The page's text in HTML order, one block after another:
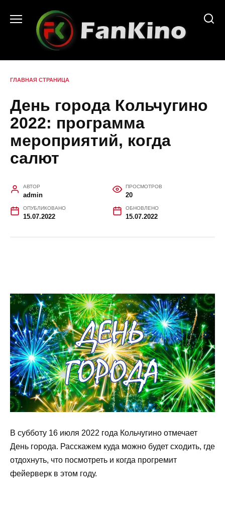
содержанию
ГЛАВНАЯ СТРАНИЦА
День города Кольчугино
2022: программа
мероприятий, когда
салют
АВТОР
admin
ПРОСМОТРОВ
20
ОПУБЛИКОВАНО
15.07.2022
ОБНОВЛЕНО
15.07.2022
В субботу 16 июля 2022 года Кольчугино отмечает
День города. Расскажем куда можно будет сходить, где
отдохнуть, что посмотреть и когда прогремит
фейерверк в этом году.